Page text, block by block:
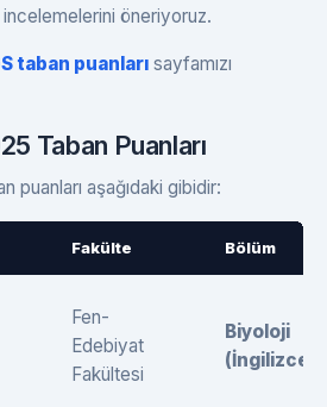
incelemelerini öneriyoruz.
taban puanları sayfamızı
Taban Puanları
puanları aşağıdaki gibidir:
Fakülte Bölüm
Fen-
Edebiyat
Fakültesi
Biyoloji
(İngilizce)